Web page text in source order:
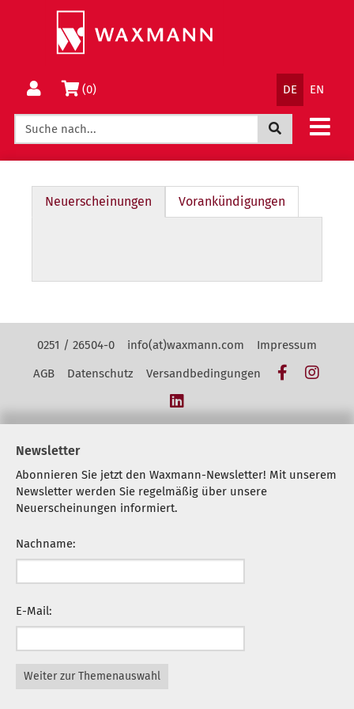
Springe
Wechsle
Warenkorb
(0) DE EN
Jetzt suchen
Neuerscheinungen Vorankündigungen
Kontakt Navigation
0251 / 26504-0 info(at)waxmann.com
Impressum
AGB
Datenschutz Versandbedingungen Facebook
Newsletter
Abonnieren Sie jetzt den Waxmann-Newsletter! Mit unserem
Newsletter werden Sie regelmäßig über unsere
Neuerscheinungen informiert.
Nachname:
E-Mail:
Weiter zur Themenauswahl